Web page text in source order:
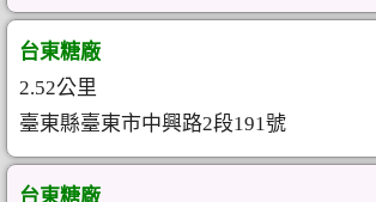
台東糖廠
2.52公里
臺東縣臺東市中興路2段191號
台東糖廠